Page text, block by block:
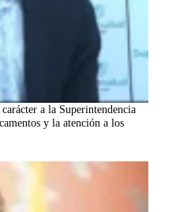
a la Superintendencia
y la atención a los